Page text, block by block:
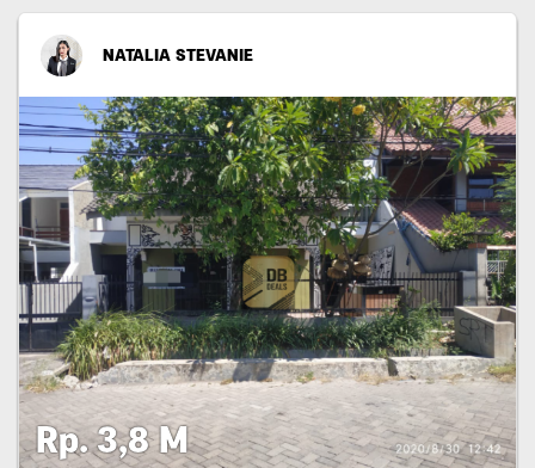
NATALIA STEVANIE
Rp. 3,8 M